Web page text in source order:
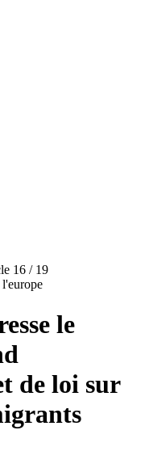
16 / 19
le
de loi sur